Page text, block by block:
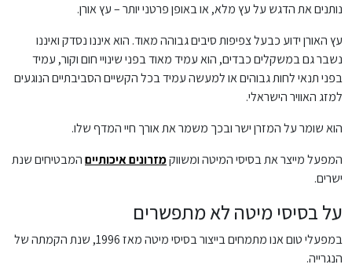
נותנים את הדגש על עץ מלא, או באופן פרטני יותר – עץ אורן.
עץ האורן ידוע כבעל צפיפות סיבים גבוהה מאוד. הוא איננו נסדק ואיננו
נשבר גם במשקלים כבדים, הוא עמיד מאוד בפני שינויי חום וקור, עמיד
בפני תנאי לחות גבוהים או למעשה עמיד בכל הקשיים הסביבתיים הנוגעים
למזג האוויר הישראלי.
הוא שומר על המזרן ישר ובכך משמר את אורך חיי המדף שלו.
המפעל מייצר את בסיסי המיטה ומשווקמזרונים איכותייםהמבטיחים שנת
ישרים.
על בסיסי מיטה לא מתפשרים
במפעלי טום אנו מתמחים בייצור בסיסי מיטה מאז 1996, שנת הקמתה של
הנגרייה.